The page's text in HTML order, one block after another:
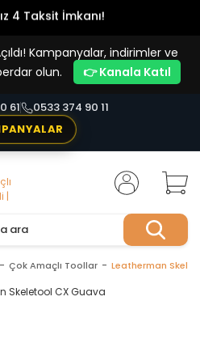
4 Taksit İmkanı!
Kampanyalar, indirimler ve
olun.
👉 Kanala Katıl
61
0533 374 90 11
Çok Amaçlı Toollar Leatherman